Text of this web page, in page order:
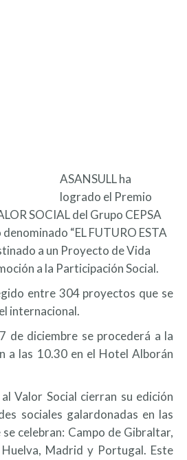
ASANSULL ha
logrado el Premio
SOCIAL del Grupo CEPSA
“EL FUTURO ESTA
a un Proyecto de Vida
a la Participación Social.
entre 304 proyectos que se
internacional.
de diciembre se procederá a la
a las 10.30 en el Hotel Alborán
Valor Social cierran su edición
sociales galardonadas en las
se celebran: Campo de Gibraltar,
Huelva, Madrid y Portugal. Este